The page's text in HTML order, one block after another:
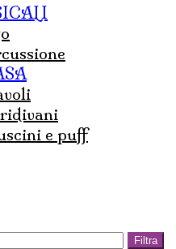
e puff
Filtra